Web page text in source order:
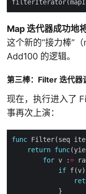
Map 迭代器成功地
这个新的“接力棒”
Add100 的逻辑。
第三棒：Filter 迭代器
现在，执行进入了
事再次上演：
func Filter(seq
return func
for v :=
if f(v)